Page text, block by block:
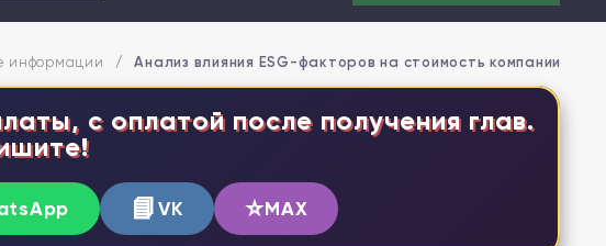
информации / Анализ влияния ESG-факторов на стоимость компании
с оплатой после получения глав.
📘VK ⭐MAX